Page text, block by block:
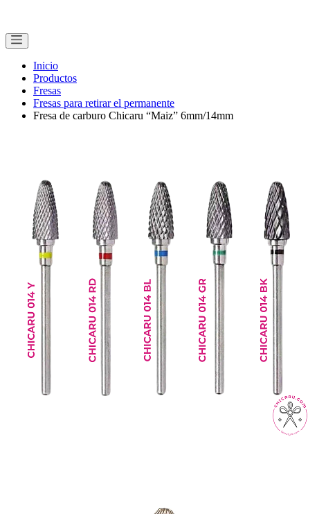
Inicio
Productos
Fresas
Fresas para retirar el permanente
Fresa de carburo Chicaru “Maiz” 6mm/14mm